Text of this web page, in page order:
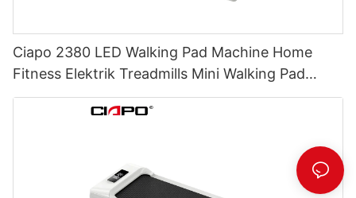
Ciapo 2380 LED Walking Pad Machine Home
Fitness Elektrik Treadmills Mini Walking Pad
masası altında gəzinti qaçırma dəyirmanı